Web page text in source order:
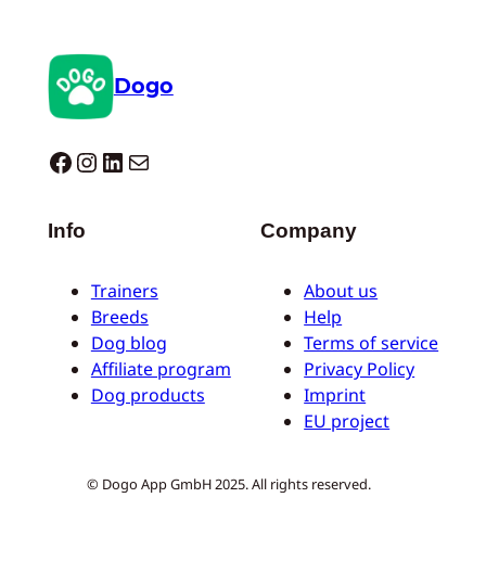
Dogo
Dogo facebook InstagramLinkedIn Correo electrónico
Info
Trainers
Breeds
Dog blog
Affiliate program
Dog products
Company
About us
Help
Terms of service
Privacy Policy
Imprint
EU project
© Dogo App GmbH 2025. All rights reserved.